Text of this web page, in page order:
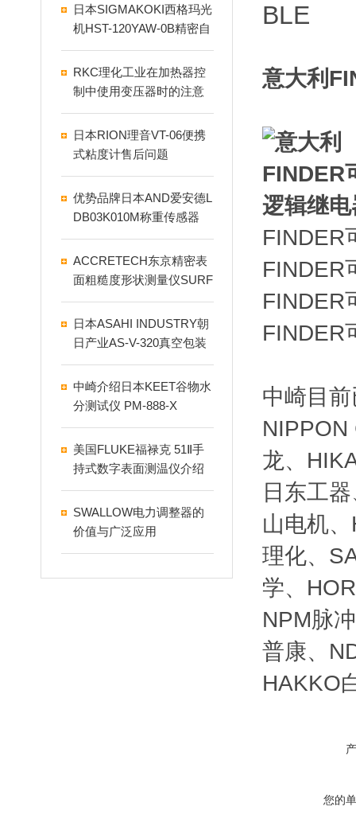
日本SIGMAKOKI西格玛光
机HST-120YAW-0B精密自
动转动平台
RKC理化工业在加热器控
制中使用变压器时的注意
事项
日本RION理音VT-06便携
式粘度计售后问题
优势品牌日本AND爱安德L
DB03K010M称重传感器
ACCRETECH东京精密表
面粗糙度形状测量仪SURF
COM TOUCH 2um
日本ASAHI INDUSTRY朝
日产业AS-V-320真空包装
机
中崎介绍日本KEET谷物水
分测试仪 PM-888-X
美国FLUKE福禄克 51Ⅱ手
持式数字表面测温仪介绍
SWALLOW电力调整器的
价值与广泛应用
BLE
意大利
FINDER
FINDER
FINDER
FINDER
中崎目
NIPPON
龙、
日东工
山电机
理化、
学、
NPM脉
普康、
HAKKO
您的